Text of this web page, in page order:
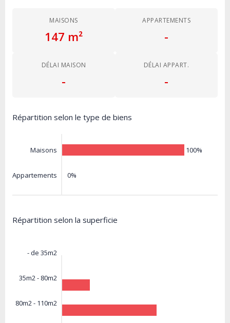
MAISONS
147 m²
APPARTEMENTS
-
DÉLAI MAISON
-
DÉLAI APPART.
-
Répartition selon le type de biens
Maisons
Appartements
100%
0%
Répartition selon la superficie
- de 35m2
35m2 - 80m2
80m2 - 110m2